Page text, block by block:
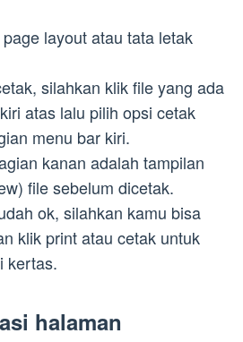
layout atau tata letak
silahkan klik file yang ada
atas lalu pilih opsi cetak
menu bar kiri.
kanan adalah tampilan
file sebelum dicetak.
ok, silahkan kamu bisa
klik print atau cetak untuk
kertas.
halaman